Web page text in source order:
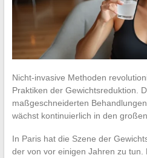
Nicht-invasive Methoden
Praktiken der Gewichtsreduktion.
maßgeschneiderten
wächst kontinuierlich in den
In Paris hat die Szene der
der von vor einigen Jahren zu tun.